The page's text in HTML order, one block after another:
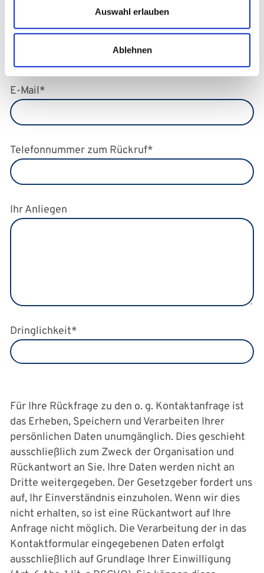
Auswahl erlauben
Ablehnen
Name*
E-Mail*
Telefonnummer zum Rückruf*
Ihr Anliegen
Dringlichkeit
Dringlichkeit*
Für Ihre Rückfrage zu den o. g. Kontaktanfrage ist
das Erheben, Speichern und Verarbeiten Ihrer
persönlichen Daten unumgänglich. Dies geschieht
ausschließlich zum Zweck der Organisation und
Rückantwort an Sie. Ihre Daten werden nicht an
Dritte weitergegeben. Der Gesetzgeber fordert uns
auf, Ihr Einverständnis einzuholen. Wenn wir dies
nicht erhalten, so ist eine Rückantwort auf Ihre
Anfrage nicht möglich. Die Verarbeitung der in das
Kontaktformular eingegebenen Daten erfolgt
ausschließlich auf Grundlage Ihrer Einwilligung